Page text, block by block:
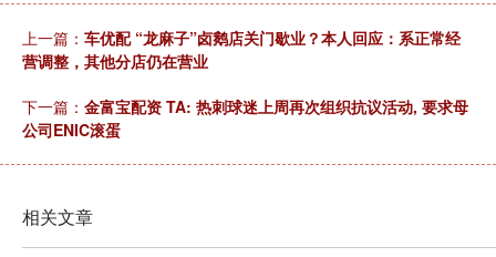
上一篇： 车优配 “龙麻子”卤鹅店关门歇业？本人回应：系正常经
营调整，其他分店仍在营业
下一篇： 金富宝配资 TA: 热刺球迷上周再次组织抗议活动, 要求母
公司ENIC滚蛋
相关文章